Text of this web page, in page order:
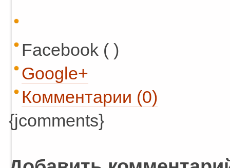
Facebook ( )
Google+
Комментарии (0)
{jcomments}